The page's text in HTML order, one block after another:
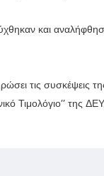
και
τις συσκέψεις της
Τιμολόγιο’’ της